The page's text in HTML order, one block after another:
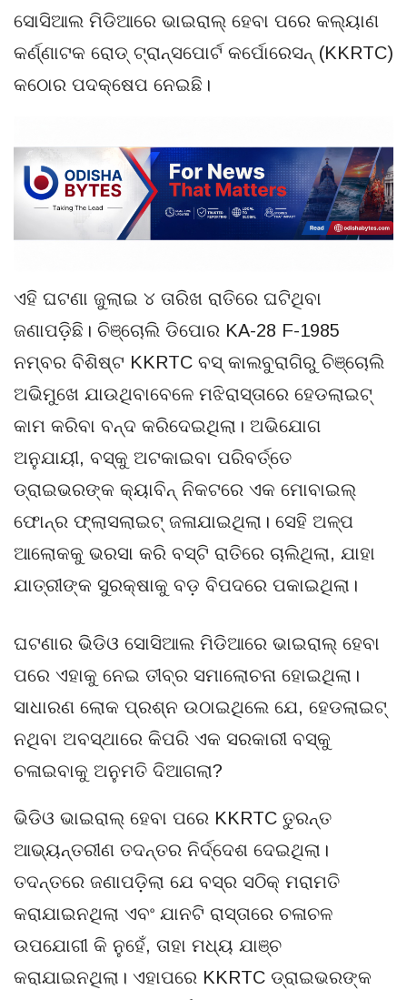
ସୋସିଆଲ ମିଡିଆରେ ଭାଇରାଲ୍ ହେବା ପରେ କଲ୍ୟାଣ
କର୍ଣ୍ଣାଟକ ରୋଡ୍ ଟ୍ରାନ୍ସପୋର୍ଟ କର୍ପୋରେସନ୍ (KKRTC)
କଠୋର ପଦକ୍ଷେପ ନେଇଛି।
ଏହି ଘଟଣା ଜୁଲାଇ ୪ ତାରିଖ ରାତିରେ ଘଟିଥିବା
ଜଣାପଡ଼ିଛି। ଚିଞ୍ଚୋଲି ଡିପୋର KA-28 F-1985
ନମ୍ବର ବିଶିଷ୍ଟ KKRTC ବସ୍ କାଲବୁରାଗିରୁ ଚିଞ୍ଚୋଲି
ଅଭିମୁଖେ ଯାଉଥିବାବେଳେ ମଝିରାସ୍ତାରେ ହେଡଲାଇଟ୍
କାମ କରିବା ବନ୍ଦ କରିଦେଇଥିଲା। ଅଭିଯୋଗ
ଅନୁଯାୟୀ, ବସ୍‌କୁ ଅଟକାଇବା ପରିବର୍ତ୍ତେ
ଡ୍ରାଇଭରଙ୍କ କ୍ୟାବିନ୍ ନିକଟରେ ଏକ ମୋବାଇଲ୍
ଫୋନ୍‌ର ଫ୍ଲାସଲାଇଟ୍ ଜଳାଯାଇଥିଲା। ସେହି ଅଳ୍ପ
ଆଲୋକକୁ ଭରସା କରି ବସ୍‌ଟି ରାତିରେ ଚାଲିଥିଲା, ଯାହା
ଯାତ୍ରୀଙ୍କ ସୁରକ୍ଷାକୁ ବଡ଼ ବିପଦରେ ପକାଇଥିଲା।
ଘଟଣାର ଭିଡିଓ ସୋସିଆଲ ମିଡିଆରେ ଭାଇରାଲ୍ ହେବା
ପରେ ଏହାକୁ ନେଇ ତୀବ୍ର ସମାଲୋଚନା ହୋଇଥିଲା।
ସାଧାରଣ ଲୋକ ପ୍ରଶ୍ନ ଉଠାଇଥିଲେ ଯେ, ହେଡଲାଇଟ୍
ନଥିବା ଅବସ୍ଥାରେ କିପରି ଏକ ସରକାରୀ ବସ୍‌କୁ
ଚଳାଇବାକୁ ଅନୁମତି ଦିଆଗଲା?
ଭିଡିଓ ଭାଇରାଲ୍ ହେବା ପରେ KKRTC ତୁରନ୍ତ
ଆଭ୍ୟନ୍ତରୀଣ ତଦନ୍ତର ନିର୍ଦ୍ଦେଶ ଦେଇଥିଲା।
ତଦନ୍ତରେ ଜଣାପଡ଼ିଲା ଯେ ବସ୍‌ର ସଠିକ୍ ମରାମତି
କରାଯାଇନଥିଲା ଏବଂ ଯାନଟି ରାସ୍ତାରେ ଚଳାଚଳ
ଉପଯୋଗୀ କି ନୁହେଁ, ତାହା ମଧ୍ୟ ଯାଞ୍ଚ
କରାଯାଇନଥିଲା। ଏହାପରେ KKRTC ଡ୍ରାଇଭରଙ୍କ